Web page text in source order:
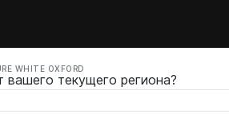
WHITE OXFORD
вашего текущего региона?